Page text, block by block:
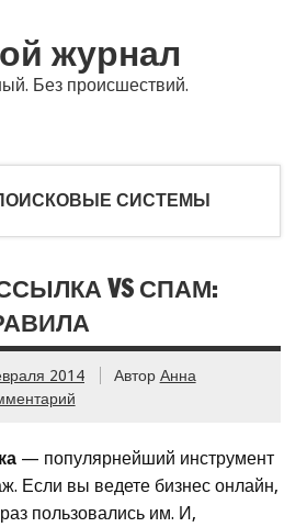
журнал
Без происшествий.
СИСТЕМЫ
VS СПАМ:
2014 Автор Анна
— популярнейший инструмент
Если вы ведете бизнес онлайн,
пользовались им. И,